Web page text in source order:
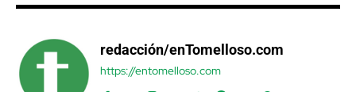
redacción/enTomelloso.com
https://entomelloso.com